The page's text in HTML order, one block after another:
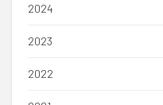
2024
2023
2022